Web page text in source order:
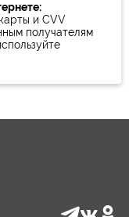
и CVV
получателям